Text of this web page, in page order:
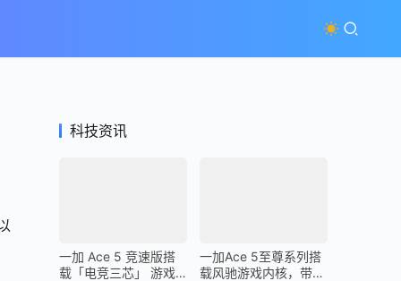
科技资讯
一加 Ace 5 竞速版搭
载「电竞三芯」 游戏
一加Ace 5至尊系列搭
载风驰游戏内核，带来